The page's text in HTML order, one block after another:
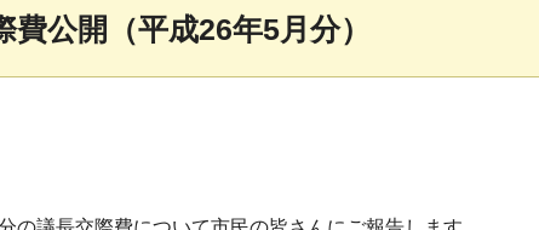
費公開（平成26年5月分）